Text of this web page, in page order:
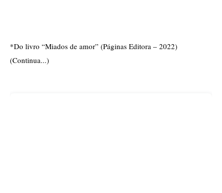
*Do livro “Miados de amor” (Páginas Editora – 2022)
(Continua...)